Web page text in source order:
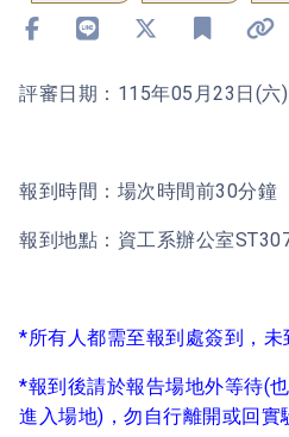
評審日期：115年05月23日(六)
報到時間：場次時間前30分鐘
報到地點：資工系辦公室
*所有人都需至報到處簽到，
*報到後請於報告場地外等待(
進入場地)，勿自行離開或回實